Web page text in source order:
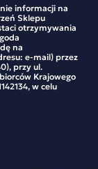
informacji na
Sklepu
otrzymywania
na
e-mail) przez
przy ul.
Krajowego
w celu